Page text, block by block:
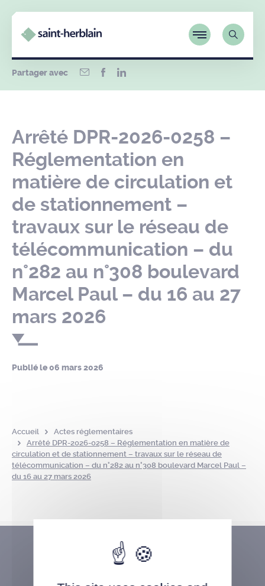
Partager avec
Arrêté DPR-2026-0258 –
Réglementation en
matière de circulation et
de stationnement –
travaux sur le réseau de
télécommunication – du
n°282 au n°308 boulevard
Marcel Paul – du 16 au 27
mars 2026
Publié le06 mars 2026
Accueil
Actes réglementaires
Arrêté DPR-2026-0258 – Réglementation en matière de
circulation et de stationnement – travaux sur le réseau de
télécommunication – du n°282 au n°308 boulevard Marcel Paul –
du 16 au 27 mars 2026